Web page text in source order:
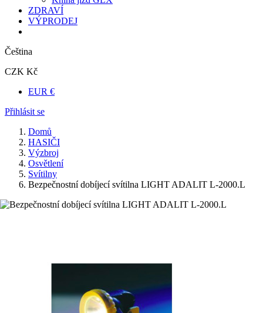
ZDRAVÍ
VÝPRODEJ
Čeština
CZK Kč
EUR €
Přihlásit se
Domů
HASIČI
Výzbroj
Osvětlení
Svítilny
Bezpečnostní dobíjecí svítilna LIGHT ADALIT L-2000.L